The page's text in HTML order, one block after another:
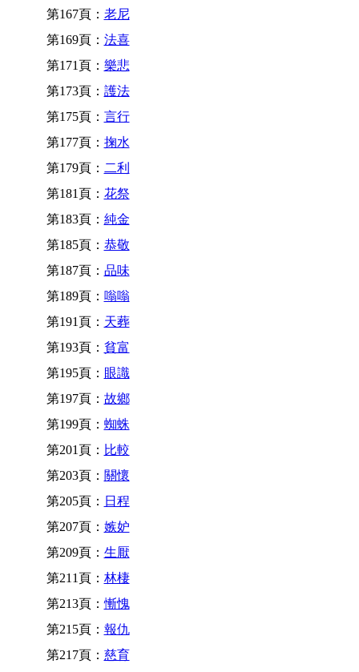
第167頁： 老尼
第169頁： 法喜
第171頁： 樂悲
第173頁： 護法
第175頁： 言行
第177頁： 掬水
第179頁： 二利
第181頁： 花祭
第183頁： 純金
第185頁： 恭敬
第187頁： 品味
第189頁： 嗡嗡
第191頁： 天葬
第193頁： 貧富
第195頁： 眼識
第197頁： 故鄉
第199頁： 蜘蛛
第201頁： 比較
第203頁： 關懷
第205頁： 日程
第207頁： 嫉妒
第209頁： 生厭
第211頁： 林棲
第213頁：慚愧
第215頁： 報仇
第217頁： 慈育